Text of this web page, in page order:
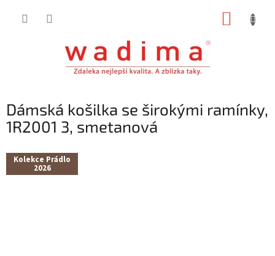
Dámská košilka se širokými ramínky,
1R2001 3, smetanová
Kolekce Prádlo
2026